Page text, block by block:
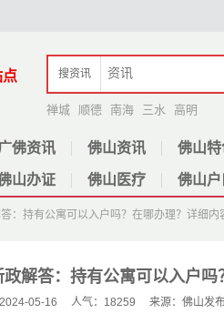
点 搜资讯
禅城 顺德 南海 三水 高明
佛资讯 佛山资讯 佛山特
山办证 佛山医疗 佛山户
：持有公寓可以入户吗？在哪办理？ 详细内
解答：持有公寓可以入户吗
2024-05-16 人气：18259 来源：佛山发